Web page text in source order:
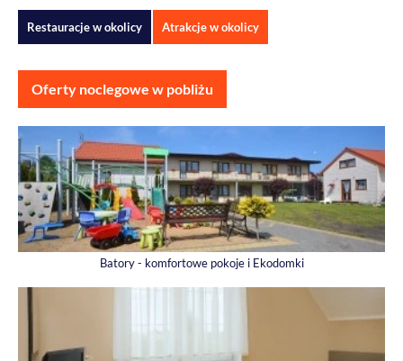
Restauracje w okolicy Atrakcje w okolicy
Oferty noclegowe w pobliżu
Batory - komfortowe pokoje i Ekodomki